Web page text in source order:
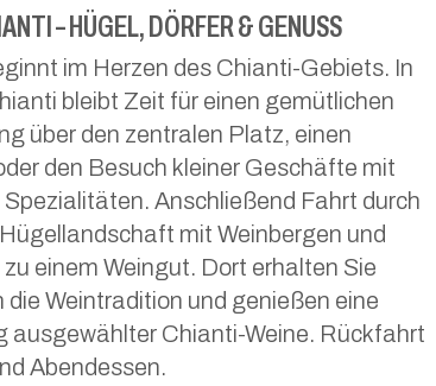
– HÜGEL, DÖRFER & GENUSS
im Herzen des Chianti-Gebiets. In
bleibt Zeit für einen gemütlichen
über den zentralen Platz, einen
den Besuch kleiner Geschäfte mit
Anschließend Fahrt durch
mit Weinbergen und
einem Weingut. Dort erhalten Sie
die Weintradition und genießen eine
ausgewählter Chianti-Weine. Rückfahrt
Abendessen.